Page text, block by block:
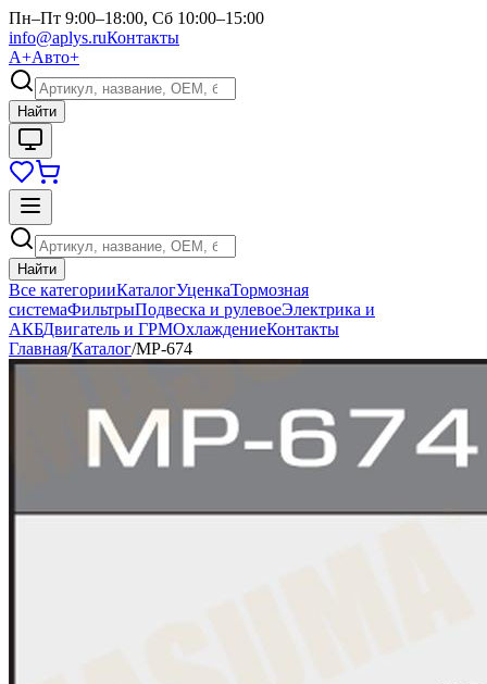
Пн–Пт 9:00–18:00, Сб 10:00–15:00
info@aplys.ruКонтакты
А+Авто+
Найти
Найти
Все категорииКаталогУценкаТормозная
системаФильтрыПодвеска и рулевоеЭлектрика и
АКБДвигатель и ГРМОхлаждениеКонтакты
Главная/Каталог/MP-674